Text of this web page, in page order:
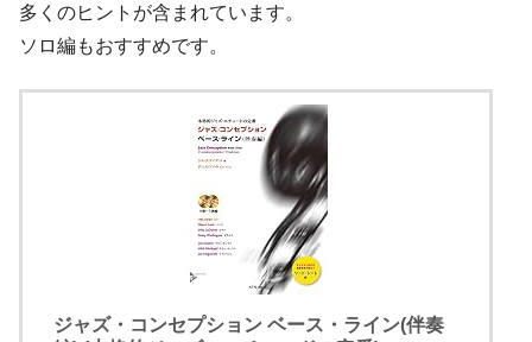
多くのヒントが含まれています。
ソロ編もおすすめです。
ジャズ・コンセプション ベース・ライン(伴奏